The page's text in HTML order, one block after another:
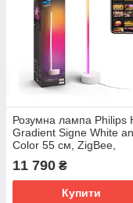
Розумна лампа Philips
Gradient Signe White
Color 55 см, ZigBee,
Bluetooth, Apple
(Білий)
11 790 ₴
Купити